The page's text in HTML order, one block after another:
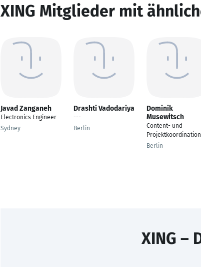
XING Mitglieder mit
Javad Zanganeh
Electronics Engineer
Sydney
Drashti Vadodariya
---
Berlin
Dominik
Musewitsch
Content- und
Projektkoordination
Berlin
XING –